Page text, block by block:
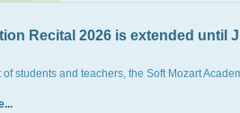
Recital 2026 is extended until
of students and teachers, the Soft Mozart